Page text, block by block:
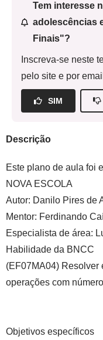
Tem interesse
adolescências
Finais"?
Inscreva-se neste
pelo site e por
SIM
Descrição
Este plano de aula foi
NOVA ESCOLA
Autor: Danilo Pires de
Mentor: Ferdinando
Especialista de área:
Habilidade da BNCC
(EF07MA04) Resolver
operações com
Objetivos específicos